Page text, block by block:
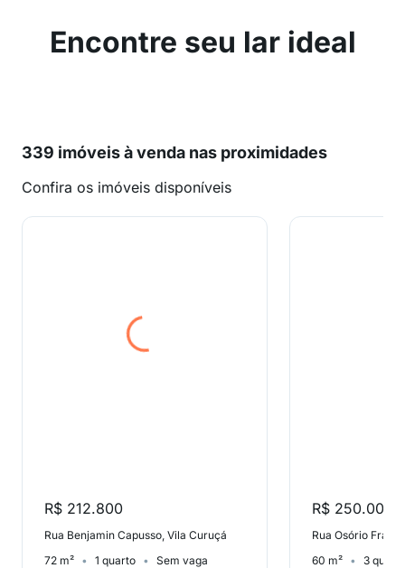
Encontre seu lar ideal
339 imóveis à venda nas proximidades
Confira os imóveis disponíveis
R$ 212.800
Rua Benjamin Capusso, Vila Curuçá
72 m²
1 quarto Sem vaga
R$ 250.000
60 m² 3